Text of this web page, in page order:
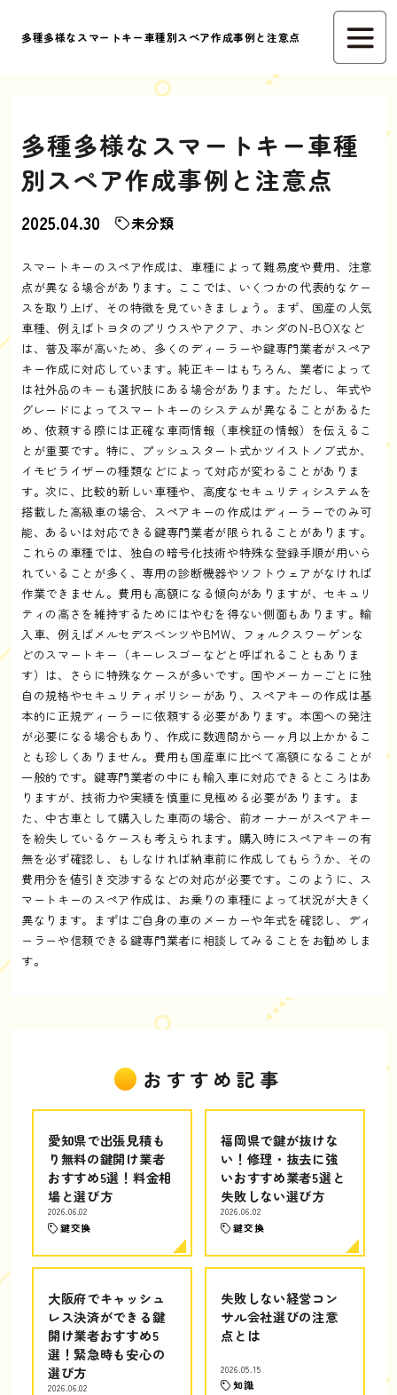
多種多様なスマートキー車種別スペア作成事例と注意点
多種多様なスマートキー車種
別スペア作成事例と注意点
2025.04.30 未分類
スマートキーのスペア作成は、車種によって難易度や費用、注意
点が異なる場合があります。ここでは、いくつかの代表的なケー
スを取り上げ、その特徴を見ていきましょう。まず、国産の人気
車種、例えばトヨタのプリウスやアクア、ホンダのN-BOXなど
は、普及率が高いため、多くのディーラーや鍵専門業者がスペア
キー作成に対応しています。純正キーはもちろん、業者によって
は社外品のキーも選択肢にある場合があります。ただし、年式や
グレードによってスマートキーのシステムが異なることがあるた
め、依頼する際には正確な車両情報（車検証の情報）を伝えるこ
とが重要です。特に、プッシュスタート式かツイストノブ式か、
イモビライザーの種類などによって対応が変わることがありま
す。次に、比較的新しい車種や、高度なセキュリティシステムを
搭載した高級車の場合、スペアキーの作成はディーラーでのみ可
能、あるいは対応できる鍵専門業者が限られることがあります。
これらの車種では、独自の暗号化技術や特殊な登録手順が用いら
れていることが多く、専用の診断機器やソフトウェアがなければ
作業できません。費用も高額になる傾向がありますが、セキュリ
ティの高さを維持するためにはやむを得ない側面もあります。輸
入車、例えばメルセデスベンツやBMW、フォルクスワーゲンな
どのスマートキー（キーレスゴーなどと呼ばれることもありま
す）は、さらに特殊なケースが多いです。国やメーカーごとに独
自の規格やセキュリティポリシーがあり、スペアキーの作成は基
本的に正規ディーラーに依頼する必要があります。本国への発注
が必要になる場合もあり、作成に数週間から一ヶ月以上かかるこ
とも珍しくありません。費用も国産車に比べて高額になることが
一般的です。鍵専門業者の中にも輸入車に対応できるところはあ
りますが、技術力や実績を慎重に見極める必要があります。ま
た、中古車として購入した車両の場合、前オーナーがスペアキー
を紛失しているケースも考えられます。購入時にスペアキーの有
無を必ず確認し、もしなければ納車前に作成してもらうか、その
費用分を値引き交渉するなどの対応が必要です。このように、ス
マートキーのスペア作成は、お乗りの車種によって状況が大きく
異なります。まずはご自身の車のメーカーや年式を確認し、ディ
ーラーや信頼できる鍵専門業者に相談してみることをお勧めしま
す。
おすすめ記事
愛知県で出張見積も
り無料の鍵開け業者
おすすめ5選！料金相
場と選び方
2026.06.02
鍵交換
福岡県で鍵が抜けな
い！修理・抜去に強
いおすすめ業者5選と
失敗しない選び方
2026.06.02
鍵交換
大阪府でキャッシュ
レス決済ができる鍵
開け業者おすすめ5
選！緊急時も安心の
選び方
2026.06.02
失敗しない経営コン
サル会社選びの注意
点とは
2026.05.15
知識